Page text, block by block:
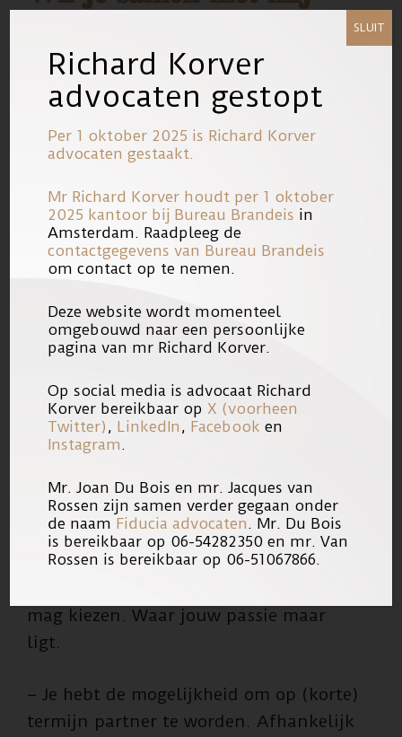
𝐮𝐢𝐭𝐝𝐚𝐠𝐞𝐧𝐝𝐞 𝐩𝐫𝐚𝐤𝐭𝐢𝐣𝐤
𝐫𝐮𝐧𝐧𝐞𝐧?
Dit is hoe dat eruit ziet:
– Vertegenwoordigen en bijstaan van
cliënten in diverse juridische
procedures.
juridisch en strategisch niveau.
het voeren van onderhandelingen.
– Bijdragen aan de verdere groei en
ontwikkeling van ons kantoor.
– Je krijgt de ruimte voor het
uitbouwen van jouw eigen praktijk.
mag kiezen. Waar jouw passie maar
ligt.
– Je hebt de mogelijkheid om op (korte)
termijn partner te worden. Afhankelijk
Richard Korver
advocaten gestopt
Per 1 oktober 2025 is Richard Korver
advocaten gestaakt.
Mr Richard Korver houdt per 1 oktober
2025 kantoor bij Bureau Brandeis in
Amsterdam. Raadpleeg de
contactgegevens van Bureau Brandeis
om contact op te nemen.
Deze website wordt momenteel
omgebouwd naar een persoonlijke
pagina van mr Richard Korver.
Op social media is advocaat Richard
Korver bereikbaar op X (voorheen
Twitter) , LinkedIn , Facebook en
Instagram.
Mr. Joan Du Bois en mr. Jacques van
Rossen zijn samen verder gegaan onder
de naam Fiducia advocaten. Mr. Du Bois
is bereikbaar op 06-54282350 en mr. Van
Rossen is bereikbaar op 06-51067866.
SLUIT